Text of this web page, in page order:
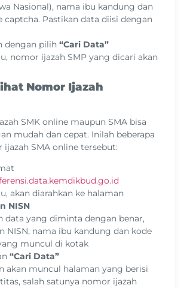
Nasional), nama ibu kandung dan
captcha. Pastikan data diisi dengan
dengan pilih “Cari Data”
nomor ijazah SMP yang dicari akan
Nomor Ijazah
SMK online maupun SMA bisa
mudah dan cepat. Inilah beberapa
ijazah SMA online tersebut:
akan diarahkan ke halaman
NISN
data yang diminta dengan benar,
NISN, nama ibu kandung dan kode
muncul di kotak
“Cari Data”
akan muncul halaman yang berisi
salah satunya nomor ijazah